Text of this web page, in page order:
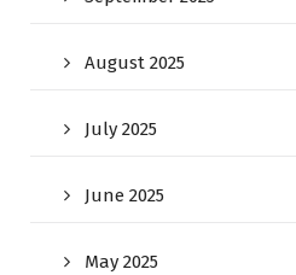
August 2025
July 2025
June 2025
May 2025